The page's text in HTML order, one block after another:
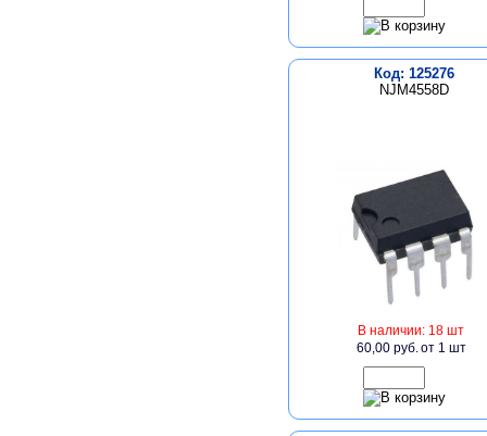
Код: 125276
NJM4558D
В наличии: 18 шт
60,00 руб.от 1 шт